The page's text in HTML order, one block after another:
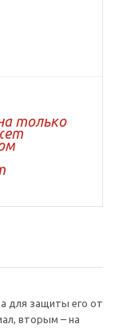
только
для защиты его от
вторым – на